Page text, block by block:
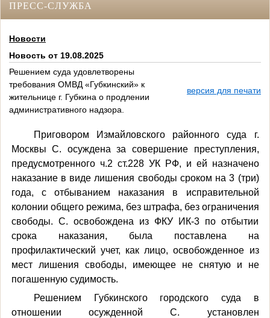
ПРЕСС-СЛУЖБА
Новости
Новость от 19.08.2025
Решением суда удовлетворены
требования ОМВД «Губкинский» к
жительнице г. Губкина о продлении
административного надзора.
версия для печати
Приговором Измайловского районного суда г.
Москвы С. осуждена за совершение преступления,
предусмотренного ч.2 ст.228 УК РФ, и ей назначено
наказание в виде лишения свободы сроком на 3 (три)
года, с отбыванием наказания в исправительной
колонии общего режима, без штрафа, без ограничения
свободы. С. освобождена из ФКУ ИК-3 по отбытии
срока наказания, была поставлена на
профилактический учет, как лицо, освобожденное из
мест лишения свободы, имеющее не снятую и не
погашенную судимость.
Решением Губкинского городского суда в
отношении осужденной С. установлен